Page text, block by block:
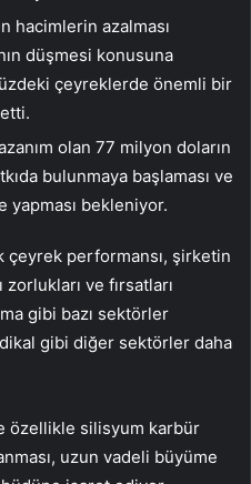
hacimlerin azalması
düşmesi konusuna
çeyreklerde önemli bir
olan 77 milyon doların
bulunmaya başlaması ve
yapması bekleniyor.
çeyrek performansı, şirketin
zorlukları ve fırsatları
gibi bazı sektörler
gibi diğer sektörler daha
özellikle silisyum karbür
uzun vadeli büyüme